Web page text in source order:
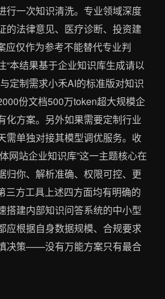
行一次知识清洗。专业领域深度
的法律意见、医疗诊断、投资建
应仅作为参考不能替代专业判
“本结果基于企业知识库生成请以
定制需求小禾AI的标准版对知识
份文档500万token超大规模企
化方案。另外如果需要定制行业
需单独对接其模型调优服务。收
网站企业知识库”这一主题核心在
归你、解析准确、权限可控、更
三方工具上述四方面均有明确的
搭建内部知识问答系统的中小型
应根据自身数据规模、合规要求
决策——没有万能方案只有最合